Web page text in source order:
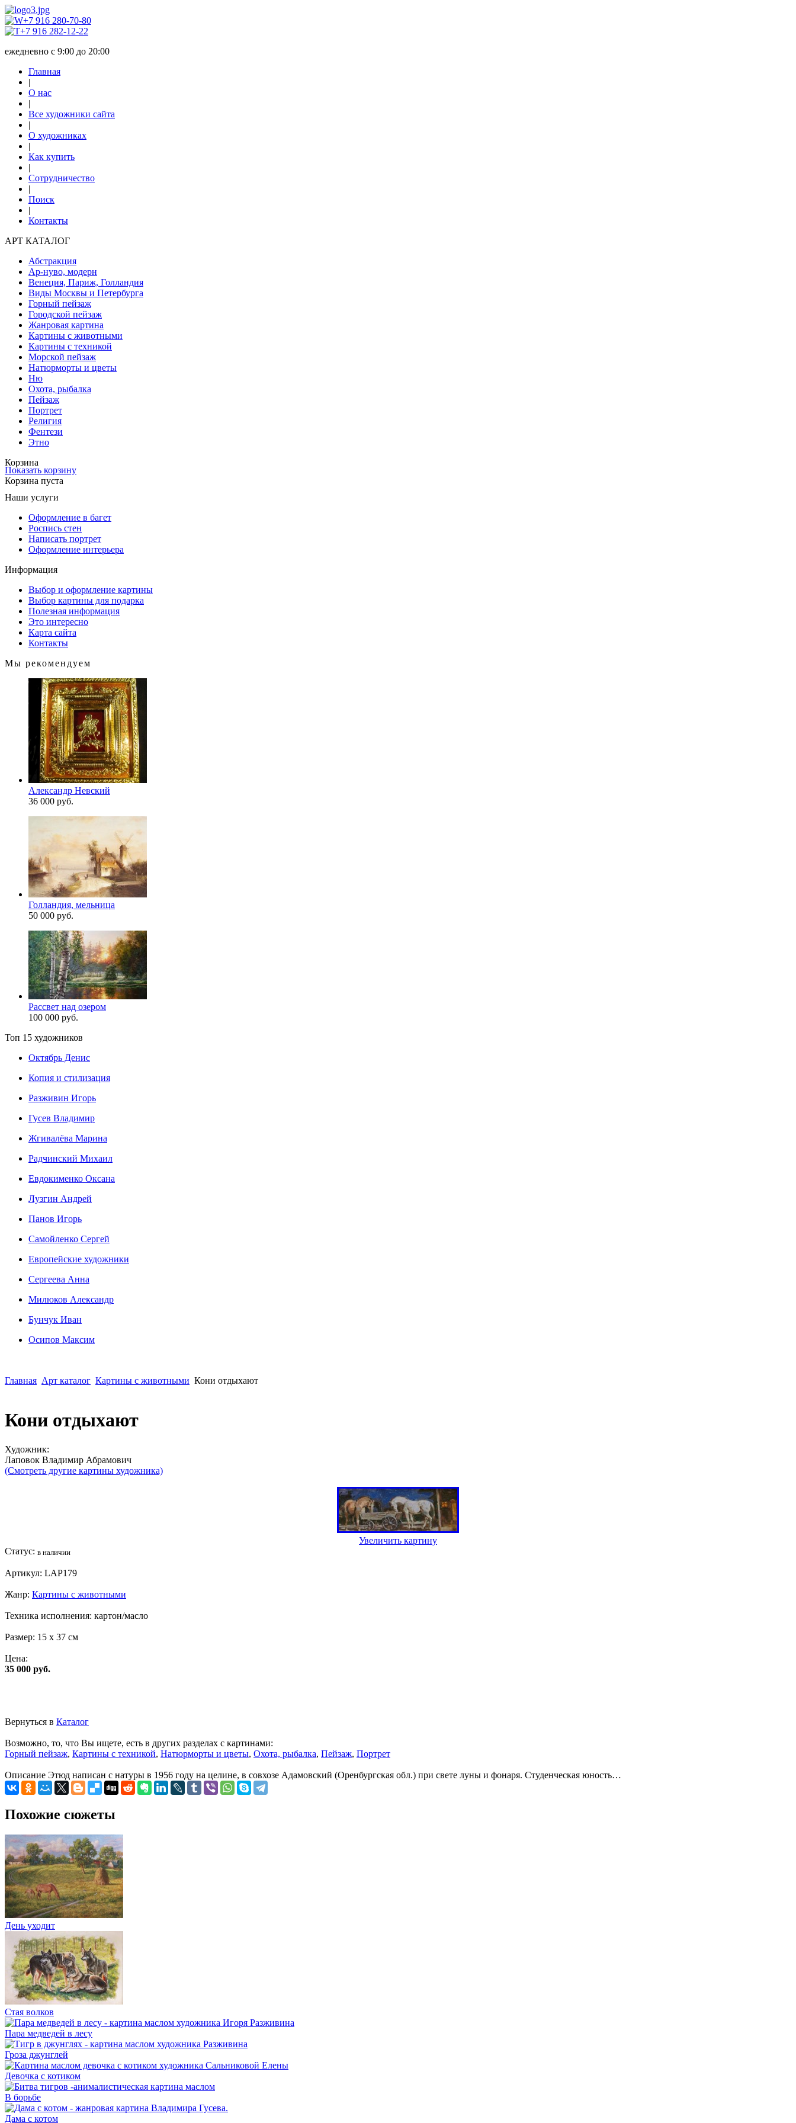
+7 916 280-70-80
+7 916 282-12-22
ежедневно с 9:00 до 20:00
Главная
|
О нас
|
Все художники сайта
|
О художниках
|
Как купить
|
Сотрудничество
|
Поиск
|
Контакты
АРТ КАТАЛОГ
Абстракция
Ар-нуво, модерн
Венеция, Париж, Голландия
Виды Москвы и Петербурга
Горный пейзаж
Городской пейзаж
Жанровая картина
Картины с животными
Картины с техникой
Морской пейзаж
Натюрморты и цветы
Ню
Охота, рыбалка
Пейзаж
Портрет
Религия
Фентези
Этно
Корзина
Показать корзину
Корзина пуста
Наши услуги
Оформление в багет
Роспись стен
Написать портрет
Оформление интерьера
Информация
Выбор и оформление картины
Выбор картины для подарка
Полезная информация
Это интересно
Карта сайта
Контакты
Мы рекомендуем
Александр Невский
36 000 руб.
Голландия, мельница
50 000 руб.
Рассвет над озером
100 000 руб.
Топ 15 художников
Октябрь Денис
Копия и стилизация
Разживин Игорь
Гусев Владимир
Жгивалёва Марина
Радчинский Михаил
Евдокименко Оксана
Лузгин Андрей
Панов Игорь
Сaмoйленко Сергей
Европейские художники
Сергеева Анна
Милюков Александр
Бунчук Иван
Осипoв Максим
Главная Арт каталог Картины с животными Кони отдыхают
Кони отдыхают
Художник:
Лаповок Владимир Абрамович
(Смотреть другие картины художника)
Увеличить картину
Статус: в наличии
Артикул: LAP179
Жанр: Картины с животными
Техника исполнения: картон/масло
Размер: 15 x 37 см
Цена:
35 000 руб.
Вернуться в Каталог
Возможно, то, что Вы ищете, есть в других разделах с картинами:
Горный пейзаж, Картины с техникой, Натюрморты и цветы, Охота, рыбалка, Пейзаж, Портрет
Описание Этюд написан с натуры в 1956 году на целине, в совхозе Адамовский (Оренбургская обл.) при свете луны и фонаря. Студенческая юность…
Похожие сюжеты
День уходит
Стая волков
Пара медведей в лесу
Гроза джунглей
Девочка с котиком
В борьбе
Дама с котом